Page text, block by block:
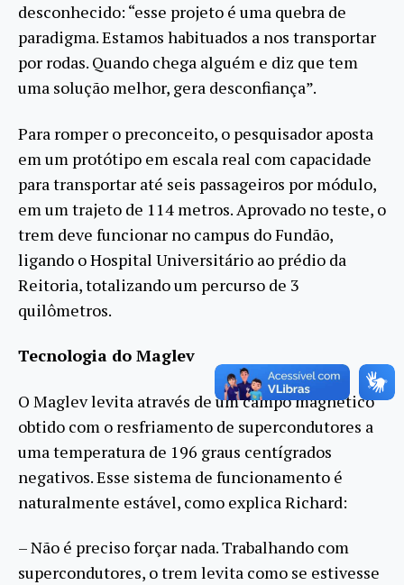
desconhecido: “esse projeto é uma quebra de
paradigma. Estamos habituados a nos transportar
por rodas. Quando chega alguém e diz que tem
uma solução melhor, gera desconfiança”.
Para romper o preconceito, o pesquisador aposta
em um protótipo em escala real com capacidade
para transportar até seis passageiros por módulo,
em um trajeto de 114 metros. Aprovado no teste, o
trem deve funcionar no campus do Fundão,
ligando o Hospital Universitário ao prédio da
Reitoria, totalizando um percurso de 3
quilômetros.
Tecnologia do Maglev
O Maglev levita através de um campo magnético
obtido com o resfriamento de supercondutores a
uma temperatura de 196 graus centígrados
negativos. Esse sistema de funcionamento é
naturalmente estável, como explica Richard:
– Não é preciso forçar nada. Trabalhando com
supercondutores, o trem levita como se estivesse